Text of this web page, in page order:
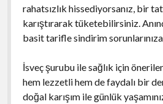
rahatsızlık hissediyorsanız, bir
karıştırarak tüketebilirsiniz.
basit tarifle sindirim
İsveç şurubu ile sağlık için
hem lezzetli hem de faydalı bir
doğal karışım ile günlük